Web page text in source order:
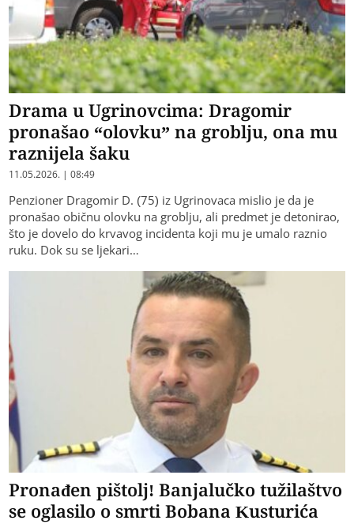
Drama u Ugrinovcima: Dragomir
pronašao “olovku” na groblju, ona mu
raznijela šaku
11.05.2026. | 08:49
Penzioner Dragomir D. (75) iz Ugrinovaca mislio je da je
pronašao običnu olovku na groblju, ali predmet je detonirao,
što je dovelo do krvavog incidenta koji mu je umalo raznio
ruku. Dok su se ljekari…
Pronađen pištolj! Banjalučko tužilaštvo
se oglasilo o smrti Bobana Kusturića